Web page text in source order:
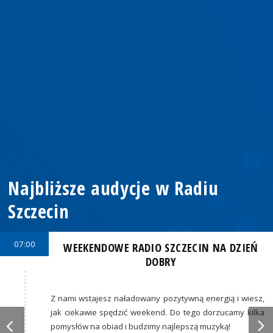
Najbliższe audycje w Radiu
Szczecin
07:00
WEEKENDOWE RADIO SZCZECIN NA DZIEŃ
DOBRY
Z nami wstajesz naładowany pozytywną energią i wiesz,
jak ciekawie spędzić weekend. Do tego dorzucamy kilka
pomysłów na obiad i budzimy najlepszą muzyką!